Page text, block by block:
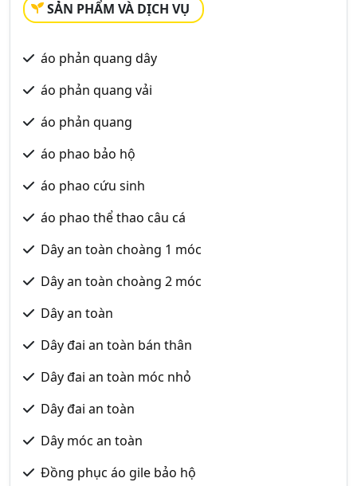
SẢN PHẨM VÀ DỊCH VỤ
áo phản quang dây
áo phản quang vải
áo phản quang
áo phao bảo hộ
áo phao cứu sinh
áo phao thể thao câu cá
Dây an toàn choàng 1 móc
Dây an toàn choàng 2 móc
Dây an toàn
Dây đai an toàn bán thân
Dây đai an toàn móc nhỏ
Dây đai an toàn
Dây móc an toàn
Đồng phục áo gile bảo hộ